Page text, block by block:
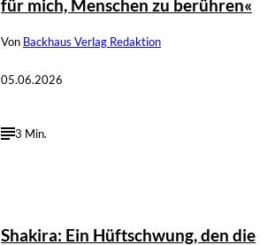
für mich, Menschen zu berühren«
Von Backhaus Verlag Redaktion
05.06.2026
3 Min.
Shakira: Ein Hüftschwung, den die